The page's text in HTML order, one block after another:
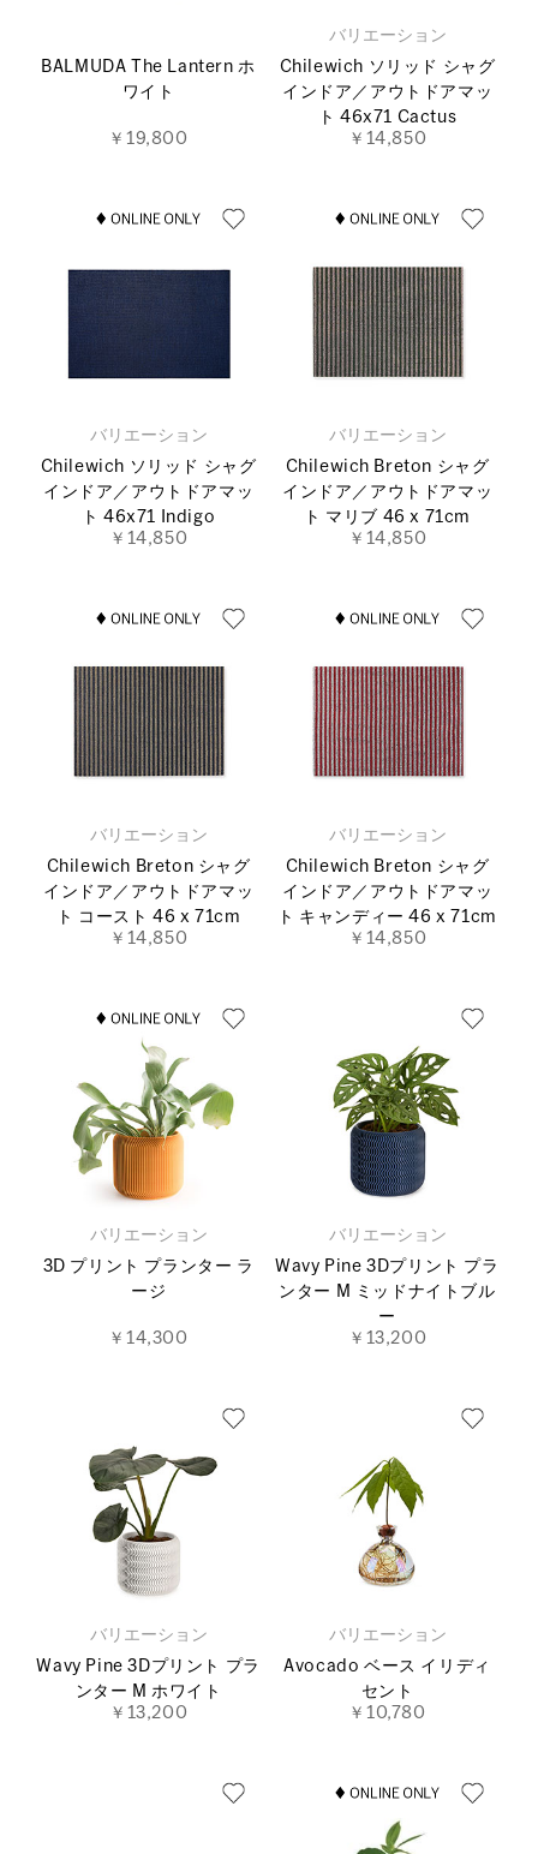
BALMUDA The Lantern ホ
ワイト
￥19,800
バリエーション
Chilewich ソリッド シャグ
インドア／アウトドアマッ
ト 46x71 Cactus
￥14,850
バリエーション
Chilewich ソリッド シャグ
インドア／アウトドアマッ
ト 46x71 Indigo
￥14,850
バリエーション
Chilewich Breton シャグ
インドア／アウトドアマッ
ト マリブ 46 x 71cm
￥14,850
バリエーション
Chilewich Breton シャグ
インドア／アウトドアマッ
ト コースト 46 x 71cm
￥14,850
バリエーション
Chilewich Breton シャグ
インドア／アウトドアマッ
ト キャンディー 46 x 71cm
￥14,850
バリエーション
3D プリント プランター ラ
ージ
￥14,300
バリエーション
Wavy Pine 3Dプリント プラ
ンター M ミッドナイトブル
ー
￥13,200
バリエーション
Wavy Pine 3Dプリント プラ
ンター M ホワイト
￥13,200
バリエーション
Avocado ベース イリディ
セント
￥10,780